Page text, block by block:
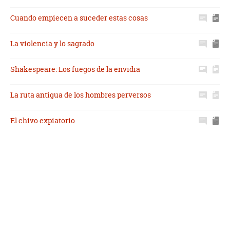
Cuando empiecen a suceder estas cosas
La violencia y lo sagrado
Shakespeare: Los fuegos de la envidia
La ruta antigua de los hombres perversos
El chivo expiatorio